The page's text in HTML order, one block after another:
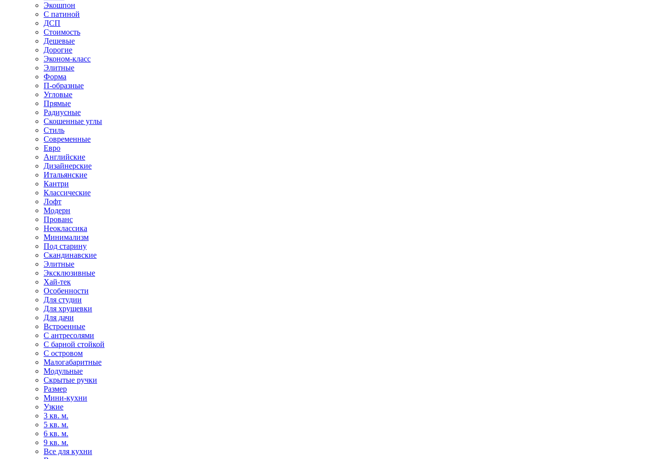
Экошпон
С патиной
ДСП
Стоимость
Дешевые
Дорогие
Эконом-класс
Элитные
Форма
П-образные
Угловые
Прямые
Радиусные
Скошенные углы
Стиль
Современные
Евро
Английские
Дизайнерские
Итальянские
Кантри
Классические
Лофт
Модерн
Прованс
Неоклассика
Минимализм
Под старину
Скандинавские
Элитные
Эксклюзивные
Хай-тек
Особенности
Для студии
Для хрущевки
Для дачи
Встроенные
С антресолями
С барной стойкой
С островом
Малогабаритные
Модульные
Скрытые ручки
Размер
Мини-кухни
Узкие
3 кв. м.
5 кв. м.
6 кв. м.
9 кв. м.
Все для кухни